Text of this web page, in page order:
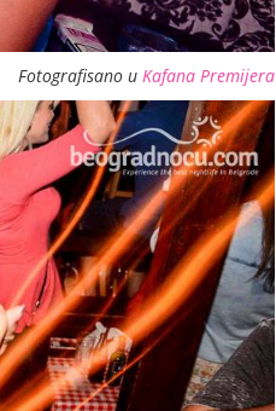
Fotografisano u Kafana Premijera